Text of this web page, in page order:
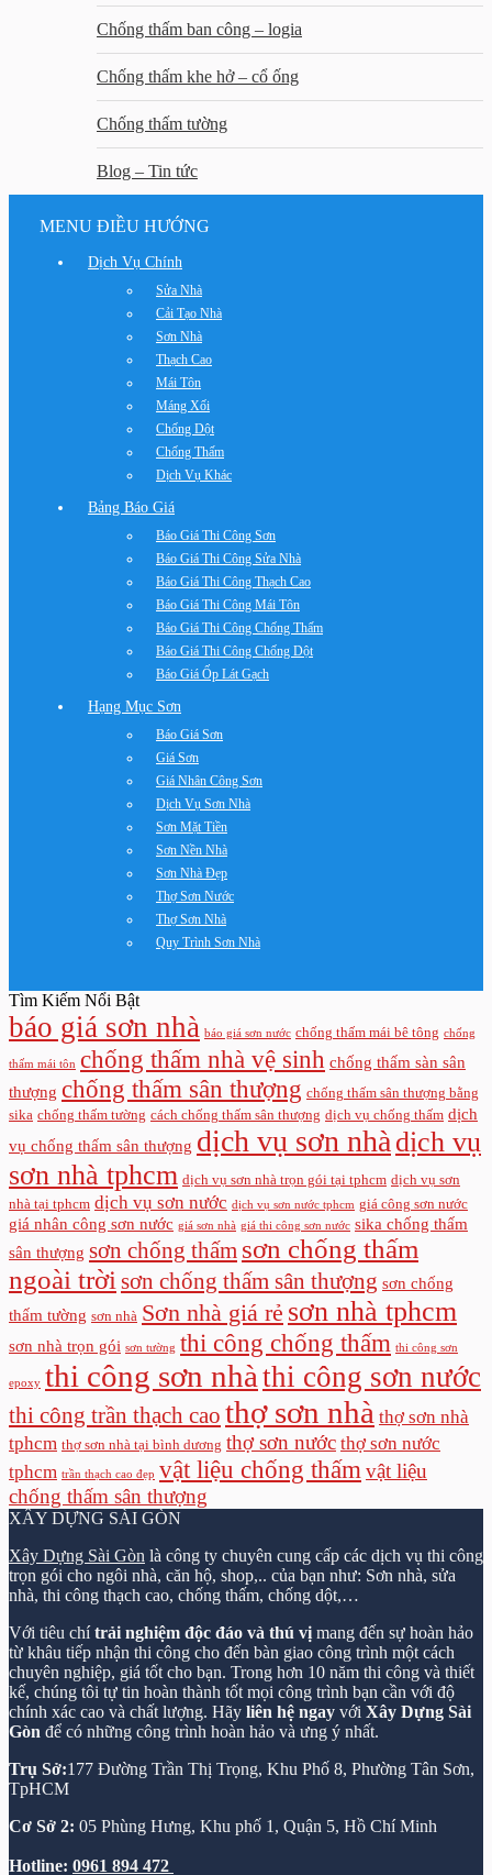
Chống thấm ban công – logia
Chống thấm khe hở – cổ ống
Chống thấm tường
Blog – Tin tức
MENU ĐIỀU HƯỚNG
Dịch Vụ Chính
Sửa Nhà
Cải Tạo Nhà
Sơn Nhà
Thạch Cao
Mái Tôn
Máng Xối
Chống Dột
Chống Thấm
Dịch Vụ Khác
Bảng Báo Giá
Báo Giá Thi Công Sơn
Báo Giá Thi Công Sửa Nhà
Báo Giá Thi Công Thạch Cao
Báo Giá Thi Công Mái Tôn
Báo Giá Thi Công Chống Thấm
Báo Giá Thi Công Chống Dột
Báo Giá Ốp Lát Gạch
Hạng Mục Sơn
Báo Giá Sơn
Giá Sơn
Giá Nhân Công Sơn
Dịch Vụ Sơn Nhà
Sơn Mặt Tiền
Sơn Nền Nhà
Sơn Nhà Đẹp
Thợ Sơn Nước
Thợ Sơn Nhà
Quy Trình Sơn Nhà
Tìm Kiếm Nổi Bật
báo giá sơn nhà báo giá sơn nước chống thấm mái bê tông chống
thấm mái tôn chống thấm nhà vệ sinh chống thấm sàn sân
thượng chống thấm sân thượng chống thấm sân thượng bằng
sika chống thấm tường cách chống thấm sân thượng dịch vụ chống thấm dịch
vụ chống thấm sân thượng dịch vụ sơn nhà dịch vụ
sơn nhà tphcm dịch vụ sơn nhà trọn gói tại tphcm dịch vụ sơn
nhà tại tphcm dịch vụ sơn nước dịch vụ sơn nước tphcm giá công sơn nước
giá nhân công sơn nước giá sơn nhà giá thi công sơn nước sika chống thấm
sân thượng sơn chống thấm sơn chống thấm
ngoài trời sơn chống thấm sân thượng sơn chống
thấm tường sơn nhà Sơn nhà giá rẻ sơn nhà tphcm
sơn nhà trọn gói sơn tường thi công chống thấm thi công sơn
epoxy thi công sơn nhà thi công sơn nước
thi công trần thạch cao thợ sơn nhà thợ sơn nhà
tphcm thợ sơn nhà tại bình dương thợ sơn nước thợ sơn nước
tphcm trần thạch cao đẹp vật liệu chống thấm vật liệu
chống thấm sân thượng
XÂY DỰNG SÀI GÒN
Xây Dựng Sài Gòn là công ty chuyên cung cấp các dịch vụ thi công
trọn gói cho ngôi nhà, căn hộ, shop,.. của bạn như: Sơn nhà, sửa
nhà, thi công thạch cao, chống thấm, chống dột,…
Với tiêu chítrải nghiệm độc đáo và thú vị mang đến sự hoàn hảo
từ khâu tiếp nhận thi công cho đến bàn giao công trình một cách
chuyên nghiệp, giá tốt cho bạn. Trong hơn 10 năm thi công và thiết
kế, chúng tôi tự tin hoàn thành tốt mọi công trình bạn cần với độ
chính xác cao và chất lượng. Hãy liên hệ ngay với Xây Dựng Sài
Gòn để có những công trình hoàn hảo và ưng ý nhất.
Trụ Sở:177 Đường Trần Thị Trọng, Khu Phố 8, Phường Tân Sơn,
TpHCM
Cơ Sở 2: 05 Phùng Hưng, Khu phố 1, Quận 5, Hồ Chí Minh
Hotline: 0961 894 472